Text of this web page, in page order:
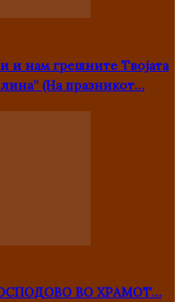
и нам грешните Твојата
(На празникот…
ВО ХРАМОТ…